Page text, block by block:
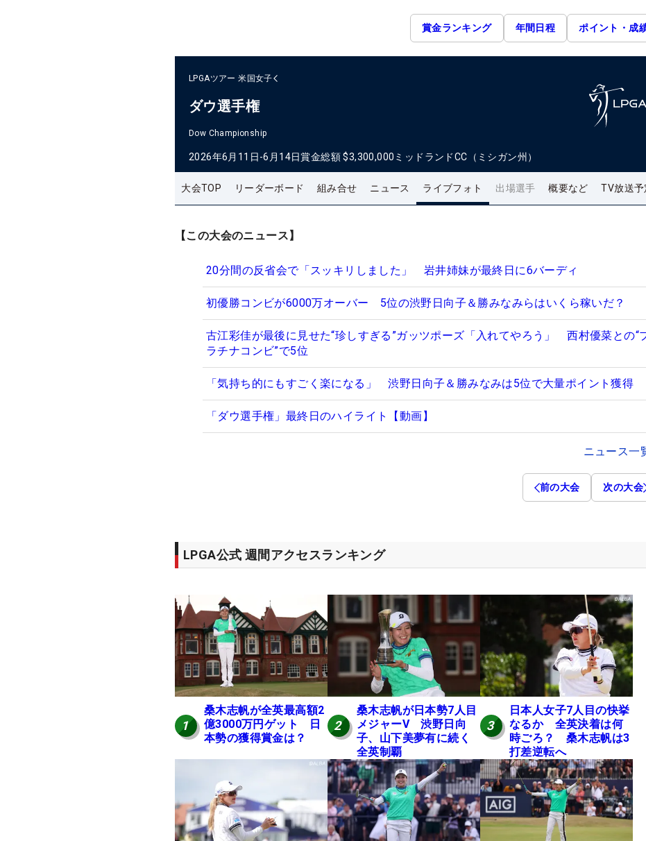
賞金ランキング 年間日程 ポイント・成
LPGAツアー 米国女子
ダウ選手権
Dow Championship
2026年6月11日-6月14日賞金総額 $3,300,000 ミッドランドCC（ミシガン州）
大会TOP リーダーボード 組み合せ ニュース ライブフォト 出場選手 概要など TV放送予
【この大会のニュース】
20分間の反省会で「スッキリしました」 岩井姉妹が最終日に6バーディ
初優勝コンビが6000万オーバー 5位の渋野日向子＆勝みなみらはいくら稼いだ？
古江彩佳が最後に見せた“珍しすぎる”ガッツポーズ「入れてやろう」 西村優菜との“
ラチナコンビ”で5位
「気持ち的にもすごく楽になる」 渋野日向子＆勝みなみは5位で大量ポイント獲得
「ダウ選手権」最終日のハイライト【動画】
ニュース一
前の大会 次の大会
LPGA公式 週間アクセスランキング
1
桑木志帆が全英最高額2
億3000万円ゲット 日
本勢の獲得賞金は？
2
桑木志帆が日本勢7人目
メジャーV 渋野日向
子、山下美夢有に続く
全英制覇
3
日本人女子7人目の快挙
なるか 全英決着は何
時ごろ？ 桑木志帆は3
打差逆転へ